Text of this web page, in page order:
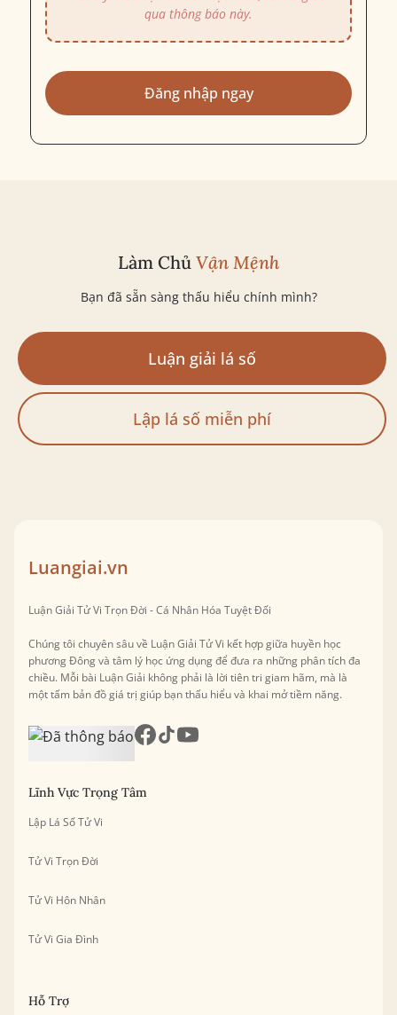
qua thông báo này.
Đăng nhập ngay
Làm Chủ Vận Mệnh
Bạn đã sẵn sàng thấu hiểu chính mình?
Luận giải lá số
Lập lá số miễn phí
Luangiai.vn
Luận Giải Tử Vi Trọn Đời - Cá Nhân Hóa Tuyệt Đối
Chúng tôi chuyên sâu về Luận Giải Tử Vi kết hợp giữa huyền học
phương Đông và tâm lý học ứng dụng để đưa ra những phân tích đa
chiều. Mỗi bài Luận Giải không phải là lời tiên tri giam hãm, mà là
một tấm bản đồ giá trị giúp bạn thấu hiểu và khai mở tiềm năng.
Lĩnh Vực Trọng Tâm
Lập Lá Số Tử Vi
Tử Vi Trọn Đời
Tử Vi Hôn Nhân
Tử Vi Gia Đình
Hỗ Trợ